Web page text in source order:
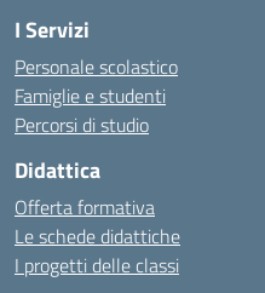
I Servizi
Personale scolastico
Famiglie e studenti
Percorsi di studio
Didattica
Offerta formativa
Le schede didattiche
I progetti delle classi